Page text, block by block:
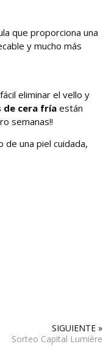
que proporciona una
y mucho más
eliminar el vello y
de cera fría están
semanas!!
una piel cuidada,
SIGUIENTE »
Sorteo Capital Lumière